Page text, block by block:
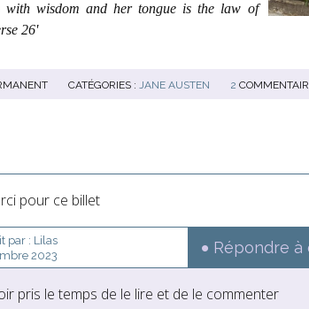
with wisdom and her tongue is the law of
26'
CATÉGORIES : JANE AUSTEN 2
pour ce billet
par : Lilas
2023 Répondre à
pris le temps de le lire et de le commenter